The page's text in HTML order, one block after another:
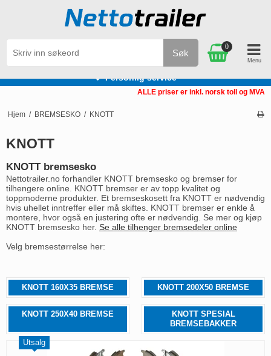
Personlig service
Søk
0
ALLE priser er inkl. norsk toll og MVA
Hjem / BREMSESKO / KNOTT
KNOTT
KNOTT bremsesko
Nettotrailer.no forhandler KNOTT bremsesko og bremser for
tilhengere online. KNOTT bremser er av topp kvalitet og
toppmoderne produkter. Et bremseskosett fra KNOTT er nødvendig
hvis uhellet inntreffer eller må skiftes. KNOTT bremser er enkle å
montere, hvor også en justering ofte er nødvendig. Se mer og kjøp
KNOTT bremsesko her. Se alle tilhenger bremsedeler online
Velg bremsestørrelse her:
KNOTT 160X35 BREMSE KNOTT 200X50 BREMSE
KNOTT 250X40 BREMSE
KNOTT SPESIAL
BREMSEBAKKER
Utsalg